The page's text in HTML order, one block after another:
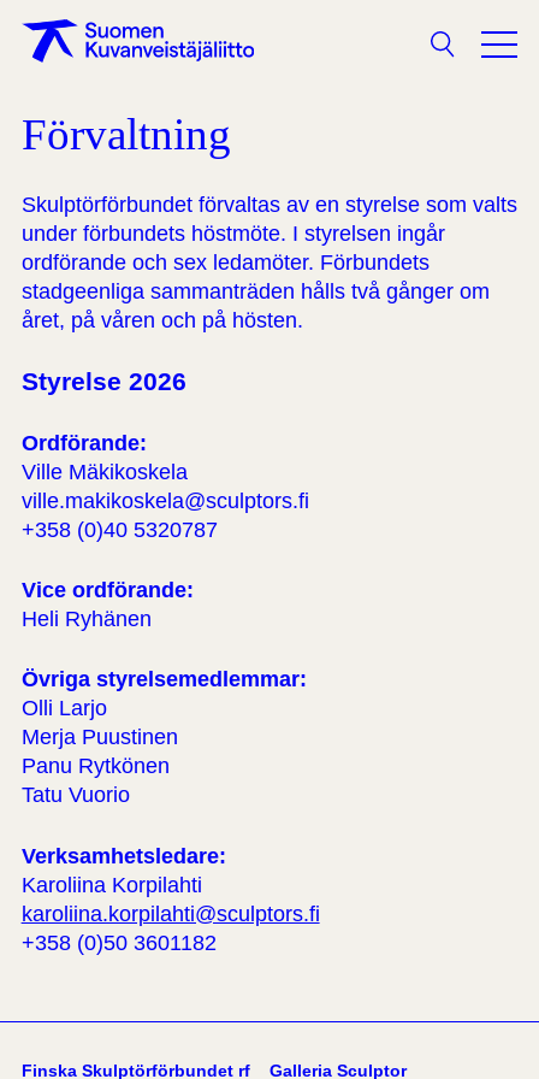
Sökning
Förvaltning
Skulptörförbundet förvaltas av en styrelse som valts
under förbundets höstmöte. I styrelsen ingår
ordförande och sex ledamöter. Förbundets
stadgeenliga sammanträden hålls två gånger om
året, på våren och på hösten.
Styrelse 2026
Ordförande:
Ville Mäkikoskela
ville.makikoskela@sculptors.fi
+358 (0)40 5320787
Vice ordförande:
Heli Ryhänen
Övriga styrelsemedlemmar:
Olli Larjo
Merja Puustinen
Panu Rytkönen
Tatu Vuorio
Verksamhetsledare:
Karoliina Korpilahti
karoliina.korpilahti@sculptors.fi
+358 (0)50 3601182
Finska Skulptörförbundet rf Galleria Sculptor